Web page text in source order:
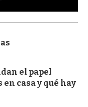
el papel
casa y qué hay